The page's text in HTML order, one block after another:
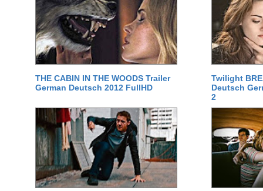
THE CABIN IN THE WOODS Trailer
German Deutsch 2012 FullHD
Twilight
Deutsch
2